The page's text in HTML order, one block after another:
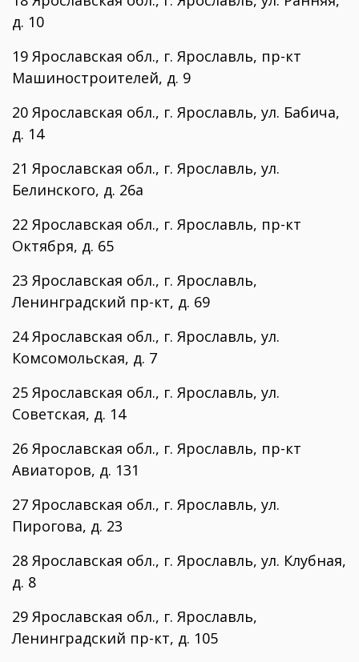
д. 10
19 Ярославская обл., г. Ярославль, пр-кт
Машиностроителей, д. 9
20 Ярославская обл., г. Ярославль, ул. Бабича,
д. 14
21 Ярославская обл., г. Ярославль, ул.
Белинского, д. 26а
22 Ярославская обл., г. Ярославль, пр-кт
Октября, д. 65
23 Ярославская обл., г. Ярославль,
Ленинградский пр-кт, д. 69
24 Ярославская обл., г. Ярославль, ул.
Комсомольская, д. 7
25 Ярославская обл., г. Ярославль, ул.
Советская, д. 14
26 Ярославская обл., г. Ярославль, пр-кт
Авиаторов, д. 131
27 Ярославская обл., г. Ярославль, ул.
Пирогова, д. 23
28 Ярославская обл., г. Ярославль, ул. Клубная,
д. 8
29 Ярославская обл., г. Ярославль,
Ленинградский пр-кт, д. 105